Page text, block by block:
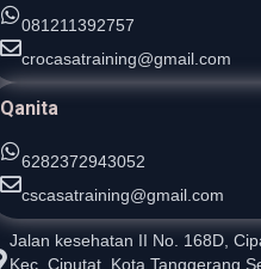
081211392757
crocasatraining@gmail.com
Qanita
6282372943052
cscasatraining@gmail.com
Jalan kesehatan II No. 168D,
Kec. Ciputat, Kota Tanggerang